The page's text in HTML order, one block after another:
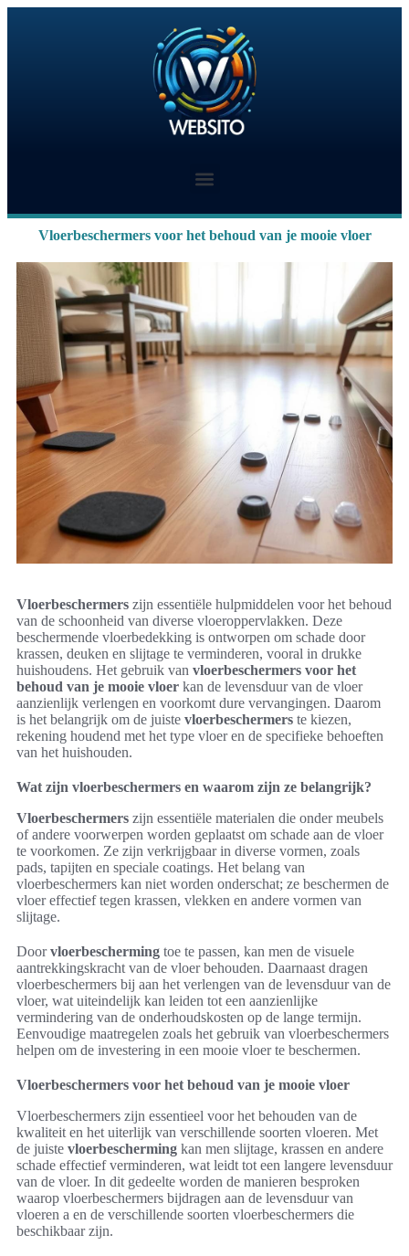
Vloerbeschermers voor het behoud van je mooie vloer
Vloerbeschermers zijn essentiële hulpmiddelen voor het behoud
van de schoonheid van diverse vloeroppervlakken. Deze
beschermende vloerbedekking is ontworpen om schade door
krassen, deuken en slijtage te verminderen, vooral in drukke
huishoudens. Het gebruik van vloerbeschermers voor het
behoud van je mooie vloer kan de levensduur van de vloer
aanzienlijk verlengen en voorkomt dure vervangingen. Daarom
is het belangrijk om de juiste vloerbeschermers te kiezen,
rekening houdend met het type vloer en de specifieke behoeften
van het huishouden.
Wat zijn vloerbeschermers en waarom zijn ze belangrijk?
Vloerbeschermers zijn essentiële materialen die onder meubels
of andere voorwerpen worden geplaatst om schade aan de vloer
te voorkomen. Ze zijn verkrijgbaar in diverse vormen, zoals
pads, tapijten en speciale coatings. Het belang van
vloerbeschermers kan niet worden onderschat; ze beschermen de
vloer effectief tegen krassen, vlekken en andere vormen van
slijtage.
Doorvloerbescherming toe te passen, kan men de visuele
aantrekkingskracht van de vloer behouden. Daarnaast dragen
vloerbeschermers bij aan het verlengen van de levensduur van de
vloer, wat uiteindelijk kan leiden tot een aanzienlijke
vermindering van de onderhoudskosten op de lange termijn.
Eenvoudige maatregelen zoals het gebruik van vloerbeschermers
helpen om de investering in een mooie vloer te beschermen.
Vloerbeschermers voor het behoud van je mooie vloer
Vloerbeschermers zijn essentieel voor het behouden van de
kwaliteit en het uiterlijk van verschillende soorten vloeren. Met
de juiste vloerbescherming kan men slijtage, krassen en andere
schade effectief verminderen, wat leidt tot een langere levensduur
van de vloer. In dit gedeelte worden de manieren besproken
waarop vloerbeschermers bijdragen aan de levensduur van
vloeren a en de verschillende soorten vloerbeschermers die
beschikbaar zijn.